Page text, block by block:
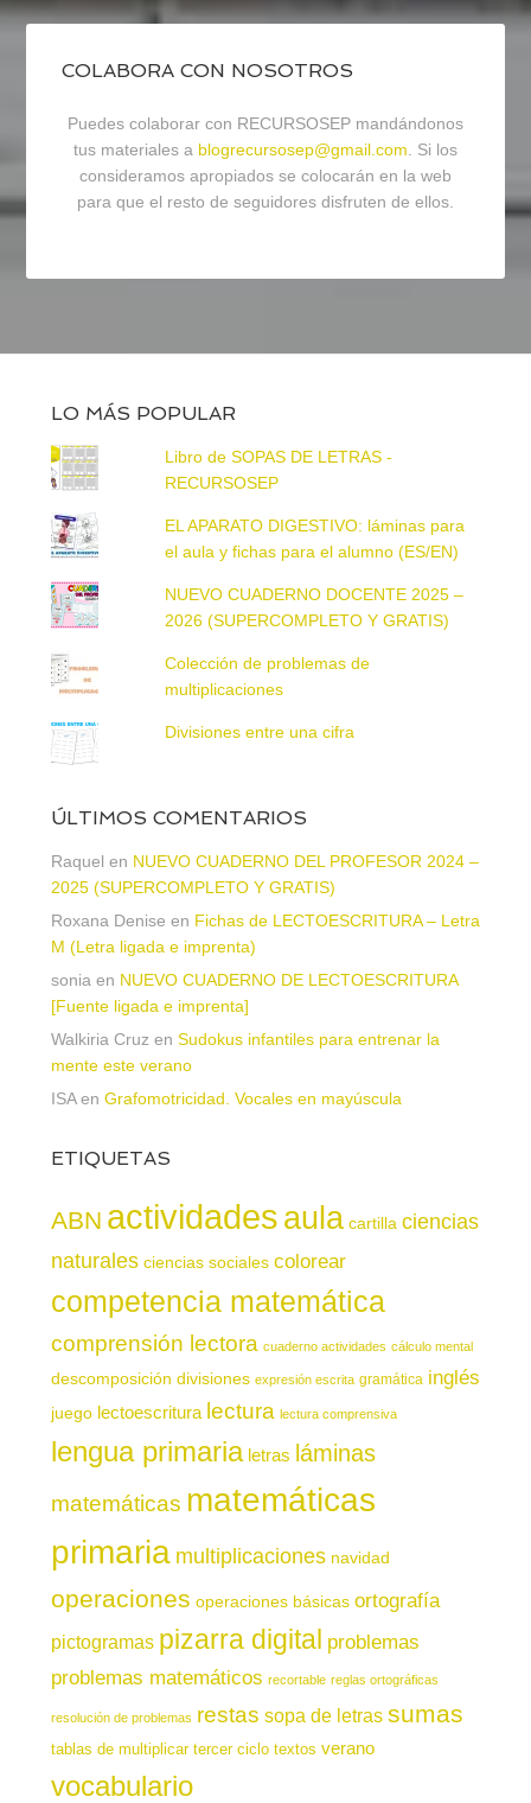
COLABORA CON NOSOTROS
Puedes colaborar con RECURSOSEP mandándonos
tus materiales a blogrecursosep@gmail.com. Si los
consideramos apropiados se colocarán en la web
para que el resto de seguidores disfruten de ellos.
LO MÁS POPULAR
Libro de SOPAS DE LETRAS -
RECURSOSEP
EL APARATO DIGESTIVO: láminas para
el aula y fichas para el alumno (ES/EN)
NUEVO CUADERNO DOCENTE 2025 –
2026 (SUPERCOMPLETO Y GRATIS)
Colección de problemas de
multiplicaciones
Divisiones entre una cifra
ÚLTIMOS COMENTARIOS
Raquel en NUEVO CUADERNO DEL PROFESOR 2024 –
2025 (SUPERCOMPLETO Y GRATIS)
Roxana Denise en Fichas de LECTOESCRITURA – Letra
M (Letra ligada e imprenta)
sonia en NUEVO CUADERNO DE LECTOESCRITURA
[Fuente ligada e imprenta]
Walkiria Cruz en Sudokus infantiles para entrenar la
mente este verano
ISAen Grafomotricidad. Vocales en mayúscula
ETIQUETAS
ABN actividadesaula cartilla ciencias
naturales ciencias sociales colorear
competencia matemática
comprensión lectora cuaderno actividades cálculo mental
descomposición divisiones expresión escrita gramática inglés
juego lectoescritura lectura lectura comprensiva
lengua primaria letras láminas
matemáticas matemáticas
primaria multiplicaciones navidad
operaciones operaciones básicas ortografía
pictogramas pizarra digital problemas
problemas matemáticos recortable reglas ortográficas
resolución de problemas restas sopa de letras sumas
tablas de multiplicar tercer ciclo textos verano
vocabulario